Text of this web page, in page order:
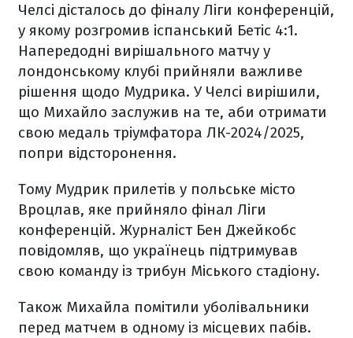
Челсі дісталось до фіналу Ліги конференцій,
у якому розгромив іспанський Бетіс 4:1.
Напередодні вирішального матчу у
лондонському клубі прийняли важливе
рішення щодо Мудрика. У Челсі вирішили,
що Михайло заслужив на те, аби отримати
свою медаль тріумфатора ЛК-2024/2025,
попри відсторонення.
Тому Мудрик прилетів у польське місто
Вроцлав, яке прийняло фінал Ліги
конференцій. Журналіст Бен Джейкобс
повідомляв, що українець підтримував
свою команду із трибун Міського стадіону.
Також Михайла помітили уболівальники
перед матчем в одному із місцевих пабів.